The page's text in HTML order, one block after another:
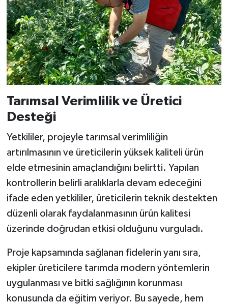
Tarımsal Verimlilik ve Üretici
Desteği
Yetkililer, projeyle tarımsal verimliliğin
artırılmasının ve üreticilerin yüksek kaliteli ürün
elde etmesinin amaçlandığını belirtti. Yapılan
kontrollerin belirli aralıklarla devam edeceğini
ifade eden yetkililer, üreticilerin teknik destekten
düzenli olarak faydalanmasının ürün kalitesi
üzerinde doğrudan etkisi olduğunu vurguladı.
Proje kapsamında sağlanan fidelerin yanı sıra,
ekipler üreticilere tarımda modern yöntemlerin
uygulanması ve bitki sağlığının korunması
konusunda da eğitim veriyor. Bu sayede, hem
Sağlık
Şaphane
Simav
Siyaset
Spor
Tavşanlı
Türkiye
Video Galeri
Yaşam
Yemek Tarifleri